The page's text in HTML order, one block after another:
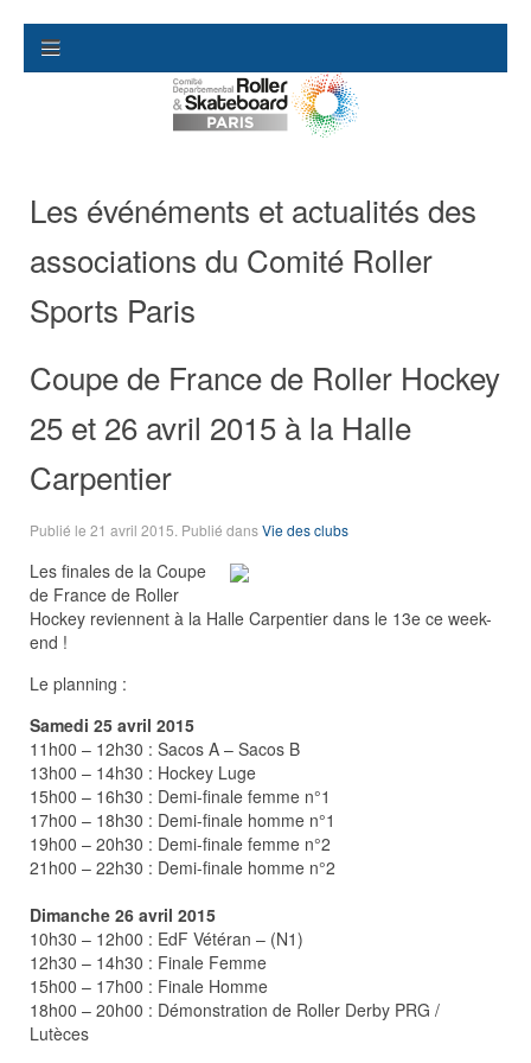
Les événéments et actualités des
associations du Comité Roller
Sports Paris
Coupe de France de Roller Hockey
25 et 26 avril 2015 à la Halle
Carpentier
Publié le 21 avril 2015 . Publié dansVie des clubs
Les finales de la Coupe
de France de Roller
Hockey reviennent à la Halle Carpentier dans le 13e ce week-
end !
Le planning :
Samedi 25 avril 2015
11h00 – 12h30 : Sacos A – Sacos B
13h00 – 14h30 : Hockey Luge
15h00 – 16h30 : Demi-finale femme n°1
17h00 – 18h30 : Demi-finale homme n°1
19h00 – 20h30 : Demi-finale femme n°2
21h00 – 22h30 : Demi-finale homme n°2
Dimanche 26 avril 2015
10h30 – 12h00 : EdF Vétéran – (N1)
12h30 – 14h30 : Finale Femme
15h00 – 17h00 : Finale Homme
18h00 – 20h00 : Démonstration de Roller Derby PRG /
Lutèces